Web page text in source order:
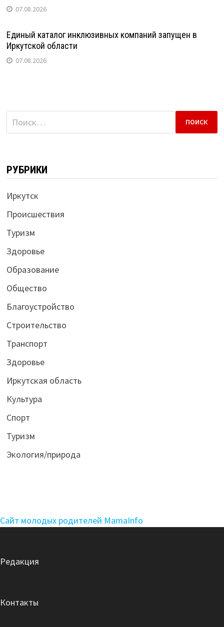
07.08.2026
Единый каталог инклюзивных компаний запущен в
Иркутской области
07.08.2026
Найти:
РУБРИКИ
Иркутск
Происшествия
Туризм
Здоровье
Образование
Общество
Благоустройство
Строительство
Транспорт
Здоровье
Иркутская область
Культура
Спорт
Туризм
Экология/природа
Сайт молодых родителей MamaInfo
Редакция
Контакты